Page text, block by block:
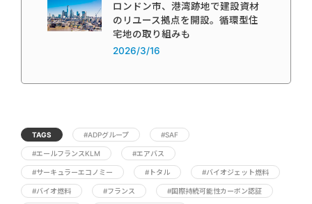
ロンドン市、港湾跡地で建設資材
のリユース拠点を開設。循環型住
宅地の取り組みも
2026/3/16
TAGS #ADPグループ #SAF
#エールフランスKLM #エアバス
#サーキュラーエコノミー #トタル #バイオジェット燃料
#バイオ燃料 #フランス #国際持続可能性カーボン認証